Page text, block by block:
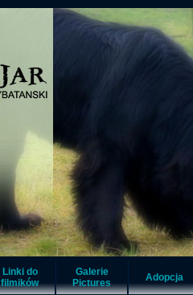
Linki do
filmików
Galerie
Pictures
Adopcja